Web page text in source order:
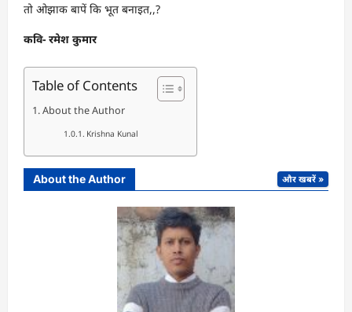
तो ओझाक बापें कि भूत बनाइत,,?
कवि- रमेश कुमार
Table of Contents
About the Author
Krishna Kunal
About the Author और खबरें »